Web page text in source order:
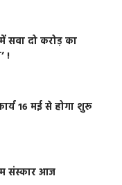
सवा दो करोड़ का
!
16 मई से होगा शुरू
संस्कार आज